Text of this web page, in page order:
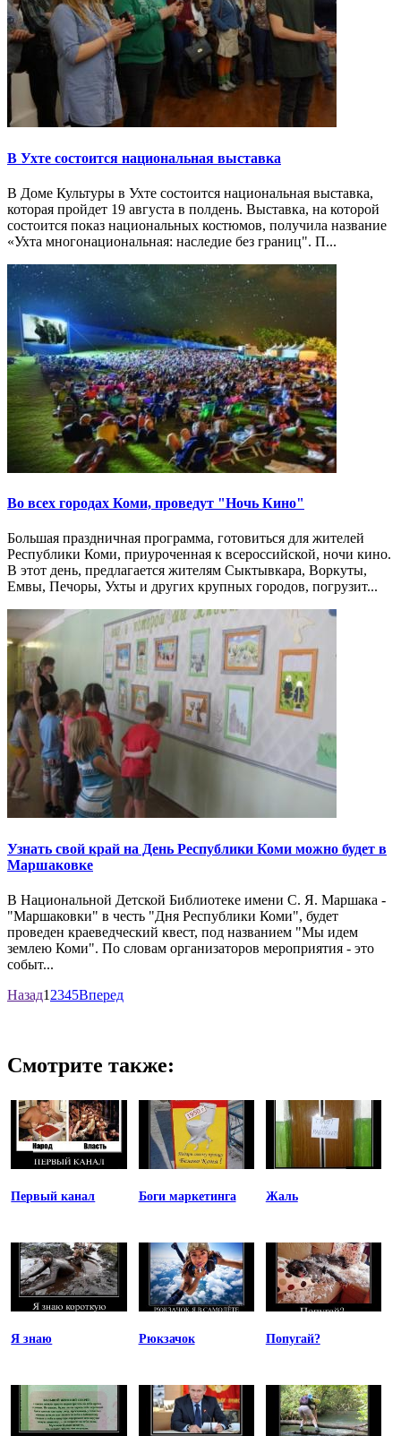
В Ухте состоится национальная выставка
В Доме Культуры в Ухте состоится национальная выставка,
которая пройдет 19 августа в полдень. Выставка, на которой
состоится показ национальных костюмов, получила название
«Ухта многонациональная: наследие без границ". П...
Во всех городах Коми, проведут "Ночь Кино"
Большая праздничная программа, готовиться для жителей
Республики Коми, приуроченная к всероссийской, ночи кино.
В этот день, предлагается жителям Сыктывкара, Воркуты,
Емвы, Печоры, Ухты и других крупных городов, погрузит...
Узнать свой край на День Республики Коми можно будет в
Маршаковке
В Национальной Детской Библиотеке имени С. Я. Маршака -
"Маршаковки" в честь "Дня Республики Коми", будет
проведен краеведческий квест, под названием "Мы идем
землею Коми". По словам организаторов мероприятия - это
событ...
Назад1 2345Вперед
Смотрите также:
Первый канал Боги маркетинга Жаль
Я знаю Рюкзачок Попугай?